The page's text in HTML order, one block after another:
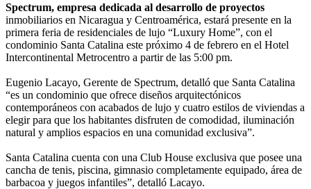
Spectrum, empresa dedicada al desarrollo de proyectos
inmobiliarios en Nicaragua y Centroamérica, estará presente en la
primera feria de residenciales de lujo “Luxury Home”, con el
condominio Santa Catalina este próximo 4 de febrero en el Hotel
Intercontinental Metrocentro a partir de las 5:00 pm.
Eugenio Lacayo, Gerente de Spectrum, detalló que Santa Catalina
“es un condominio que ofrece diseños arquitectónicos
contemporáneos con acabados de lujo y cuatro estilos de viviendas a
elegir para que los habitantes disfruten de comodidad, iluminación
natural y amplios espacios en una comunidad exclusiva”.
Santa Catalina cuenta con una Club House exclusiva que posee una
cancha de tenis, piscina, gimnasio completamente equipado, área de
barbacoa y juegos infantiles”, detalló Lacayo.